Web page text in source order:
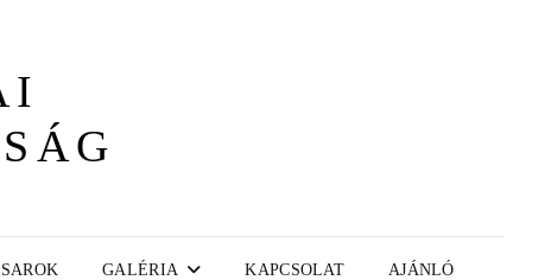
GALÉRIA KAPCSOLAT AJÁNLÓ